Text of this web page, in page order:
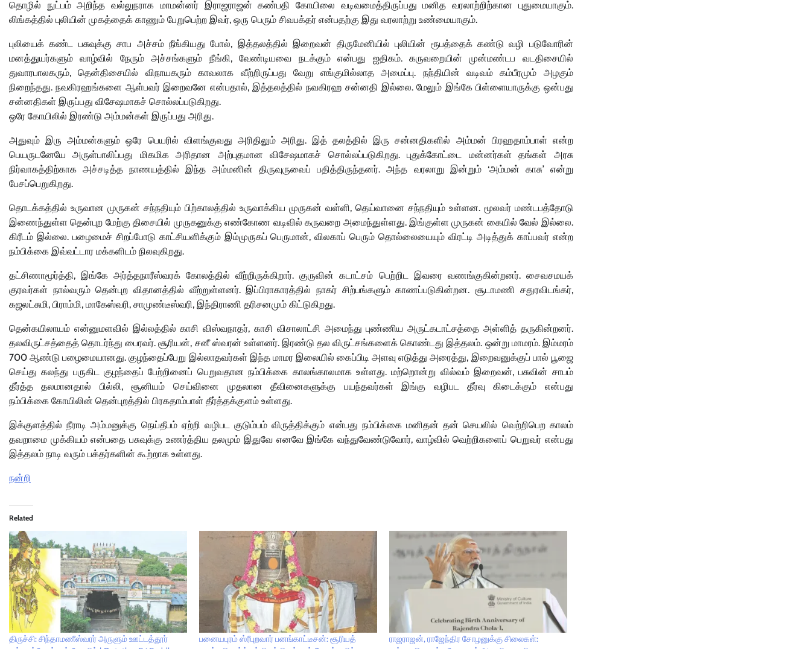
தொழில் நுட்பம் அறிந்த வல்லுநராக மாமன்னர் இராஜராஜன் கண்பதி கோயிலை வடிவமைத்திருப்பது மனித வரலாற்றிற்கான புதுமையாகும்.
லிங்கத்தில் புலியின் முகத்தைக் காணும் பேறுபெற்ற இவர், ஒரு பெரும் சிவபக்தர் என்பதற்கு இது வரலாற்று உண்மையாகும்.
புலியைக் கண்ட பசுவுக்கு சாப அச்சம் நீங்கியது போல், இத்தலத்தில் இறைவன் திருமேனியில் புலியின் ரூபத்தைக் கண்டு வழி படுவோரின்
மனத்துயர்களும் வாழ்வில் நேரும் அச்சங்களும் நீங்கி, வேண்டியவை நடக்கும் என்பது ஐதிகம். கருவறையின் முன்மண்டப வடதிசையில்
துவாரபாலகரும், தென்திசையில் விநாயகரும் காவலாக வீற்றிருப்பது வேறு எங்குமில்லாத அமைப்பு. நந்தியின் வடிவம் கம்பீரமும் அழகும்
நிறைந்தது. நவகிரஹங்களை ஆள்பவர் இறைவனே என்பதால், இத்தலத்தில் நவகிரஹ சன்னதி இல்லை. மேலும் இங்கே பிள்ளையாருக்கு ஒன்பது
சன்னதிகள் இருப்பது விசேஷமாகச் சொல்லப்படுகிறது.
ஒரே கோயிலில் இரண்டு அம்மன்கள் இருப்பது அரிது.
அதுவும் இரு அம்மன்களும் ஒரே பெயரில் விளங்குவது அரிதிலும் அரிது. இத் தலத்தில் இரு சன்னதிகளில் அம்மன் பிரஹதாம்பாள் என்ற
பெயருடனேயே அருள்பாலிப்பது மிகமிக அரிதான அற்புதமான விசேஷமாகச் சொல்லப்படுகிறது. புதுக்கோட்டை மன்னர்கள் தங்கள் அரசு
நிர்வாகத்திற்காக அச்சடித்த நாணயத்தில் இந்த அம்மனின் திருவுருவைப் பதித்திருந்தனர். அந்த வரலாறு இன்றும் ‘அம்மன் காசு’ என்று
பேசப்பெறுகிறது.
தொடக்கத்தில் உருவான முருகன் சந்நதியும் பிற்காலத்தில் உருவாக்கிய முருகன் வள்ளி, தெய்வானை சந்நதியும் உள்ளன. மூலவர் மண்டபத்தோடு
இணைந்துள்ள தென்புற மேற்கு திசையில் முருகனுக்கு எண்கோண வடிவில் கருவறை அமைந்துள்ளது. இங்குள்ள முருகன் கையில் வேல் இல்லை.
கிரீடம் இல்லை. பழைமைச் சிறப்போடு காட்சியளிக்கும் இம்முருகப் பெருமான், விலகாப் பெரும் தொல்லையையும் விரட்டி அடித்துக் காப்பவர் என்ற
நம்பிக்கை இவ்வட்டார மக்களிடம் நிலவுகிறது.
தட்சிணாமூர்த்தி, இங்கே அர்த்தநாரீஸ்வரக் கோலத்தில் வீற்றிருக்கிறார். குருவின் கடாட்சம் பெற்றிட இவரை வணங்குகின்றனர். சைவசமயக்
குரவர்கள் நால்வரும் தென்புற விதானத்தில் வீற்றுள்ளனர். இப்பிராகாரத்தில் நாகர் சிற்பங்களும் காணப்படுகின்றன. சூடாமணி சதுரவிடங்கர்,
கஜலட்சுமி, பிராம்மி, மாகேஸ்வரி, சாமுண்டீஸ்வரி, இந்திராணி தரிசனமும் கிட்டுகிறது.
தென்கயிலாயம் என்னுமளவில் இல்லத்தில் காசி விஸ்வநாதர், காசி விசாலாட்சி அமைந்து புண்ணிய அருட்கடாட்சத்தை அள்ளித் தருகின்றனர்.
தலவிருட்சத்தைத் தொடர்ந்து பைரவர். சூரியன், சனீ ஸ்வரன் உள்ளனர். இரண்டு தல விருட்சங்களைக் கொண்டது இத்தலம். ஒன்று மாமரம். இம்மரம்
700 ஆண்டு பழைமையானது. குழந்தைப்பேறு இல்லாதவர்கள் இந்த மாமர இலையில் கைப்பிடி அளவு எடுத்து அரைத்து, இறைவனுக்குப் பால் பூஜை
செய்து கலந்து பருகிட குழந்தைப் பேற்றினைப் பெறுவதான நம்பிக்கை காலங்காலமாக உள்ளது. மற்றொன்று வில்வம் இறைவன், பசுவின் சாபம்
தீர்த்த தலமானதால் பில்லி, சூனியம் செய்வினை முதலான தீவினைகளுக்கு பயந்தவர்கள் இங்கு வழிபட தீர்வு கிடைக்கும் என்பது
நம்பிக்கை கோயிலின் தென்புறத்தில் பிரகதாம்பாள் தீர்த்தக்குளம் உள்ளது.
இக்குளத்தில் நீராடி அம்மனுக்கு நெய்தீபம் ஏற்றி வழிபட குடும்பம் விருத்திக்கும் என்பது நம்பிக்கை மனிதன் தன் செயலில் வெற்றிபெற காலம்
தவறாமை முக்கியம் என்பதை பசுவுக்கு உணர்த்திய தலமும் இதுவே எனவே இங்கே வந்துவேண்டுவோர், வாழ்வில் வெற்றிகளைப் பெறுவர் என்பது
இத்தலம் நாடி வரும் பக்தர்களின் கூற்றாக உள்ளது.
நன்றி
Related
திருச்சி: சிந்தாமணீஸ்வரர் அருளும் ஊட்டத்தூர்
பனையபுரம் ஸ்ரீபுறவார் பனங்காட்டீசன்: சூரியத்
ராஜராஜன், ராஜேந்திர சோழனுக்கு சிலைகள்: